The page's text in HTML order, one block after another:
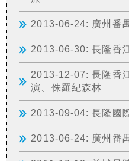
2013-06-24: 廣州番
2013-06-30: 長隆香
2013-12-07: 長隆香
演、侏羅紀森林
2013-09-04: 長隆國
2013-06-24: 廣州番